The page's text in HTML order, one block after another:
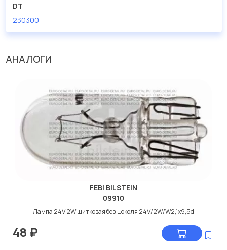
DT
230300
АНАЛОГИ
FEBI BILSTEIN
09910
Лампа 24V 2W щитковая без цоколя 24V/2W/W2,1x9,5d
48 ₽